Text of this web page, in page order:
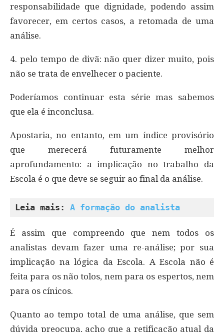
responsabilidade que dignidade, podendo assim
favorecer, em certos casos, a retomada de uma
análise.
4. pelo tempo de divã: não quer dizer muito, pois
não se trata de envelhecer o paciente.
Poderíamos continuar esta série mas sabemos
que ela é inconclusa.
Apostaria, no entanto, em um índice provisório
que merecerá futuramente melhor
aprofundamento: a implicação no trabalho da
Escola é o que deve se seguir ao final da análise.
Leia mais: A formação do analista
É assim que compreendo que nem todos os
analistas devam fazer uma re-análise; por sua
implicação na lógica da Escola. A Escola não é
feita para os não tolos, nem para os espertos, nem
para os cínicos.
Quanto ao tempo total de uma análise, que sem
dúvida preocupa, acho que a retificação atual da